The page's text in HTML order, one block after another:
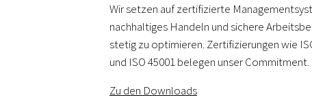
Wir setzen auf zertifizierte
nachhaltiges Handeln und sichere
stetig zu optimieren. Zertifizierungen wie
und ISO 45001 belegen unser Commitment.
Zu den Downloads